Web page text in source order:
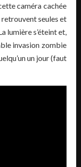
caméra cachée
seules et
lumière s’éteint et,
invasion zombie
un jour (faut